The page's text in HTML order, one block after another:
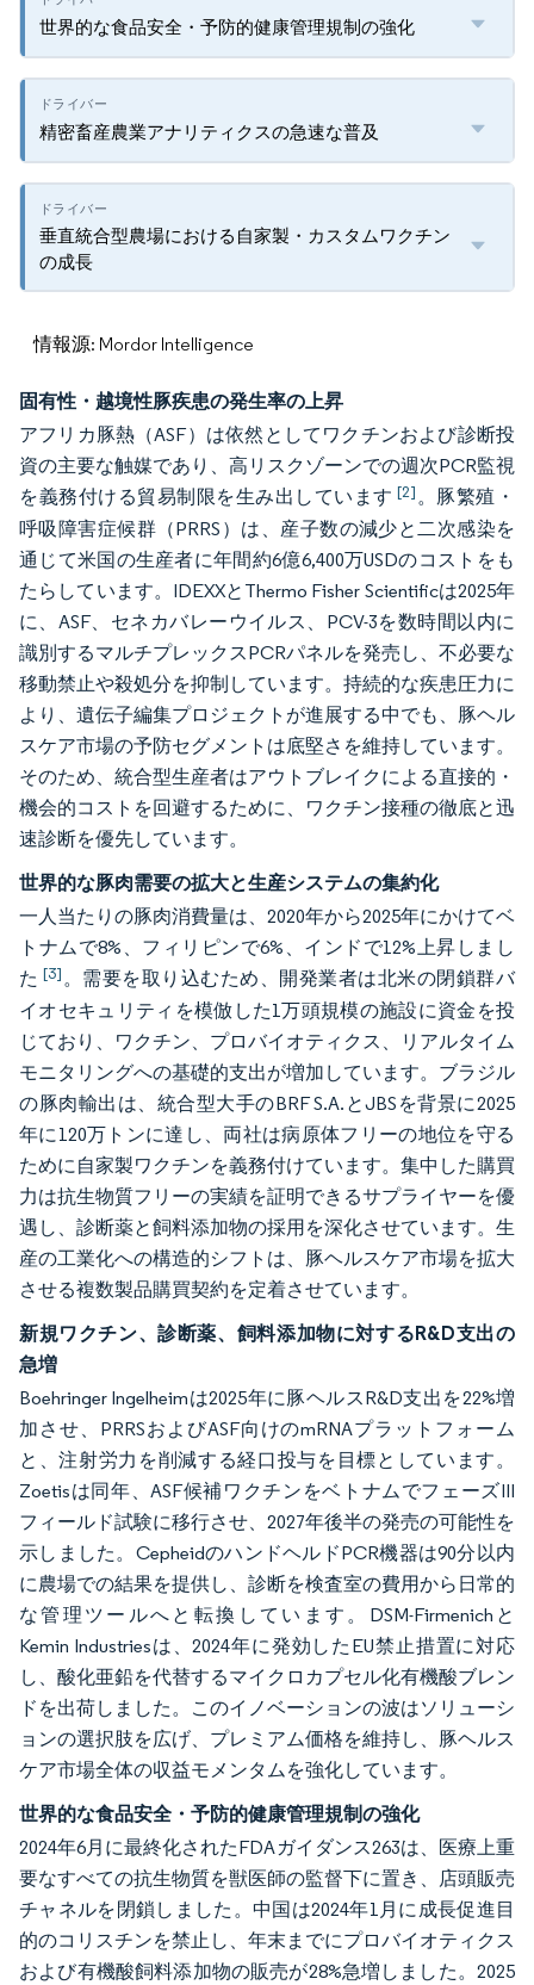
世界的な食品安全・予防的健康管理規制の強化
精密畜産農業アナリティクスの急速な普及
垂直統合型農場における自家製・カスタムワクチン
の成長
情報源: Mordor Intelligence
固有性・越境性豚疾患の発生率の上昇
アフリカ豚熱（ASF）は依然としてワクチンおよび診断投
資の主要な触媒であり、高リスクゾーンでの週次PCR監視
を義務付ける貿易制限を生み出しています[2]。豚繁殖・
呼吸障害症候群（PRRS）は、産子数の減少と二次感染を
通じて米国の生産者に年間約6億6,400万USDのコストをも
たらしています。IDEXXとThermo Fisher Scientificは2025年
に、ASF、セネカバレーウイルス、PCV-3を数時間以内に
識別するマルチプレックスPCRパネルを発売し、不必要な
移動禁止や殺処分を抑制しています。持続的な疾患圧力に
より、遺伝子編集プロジェクトが進展する中でも、豚ヘル
スケア市場の予防セグメントは底堅さを維持しています。
そのため、統合型生産者はアウトブレイクによる直接的・
機会的コストを回避するために、ワクチン接種の徹底と迅
速診断を優先しています。
世界的な豚肉需要の拡大と生産システムの集約化
一人当たりの豚肉消費量は、2020年から2025年にかけてベ
トナムで8%、フィリピンで6%、インドで12%上昇しまし
た[3]。需要を取り込むため、開発業者は北米の閉鎖群バ
イオセキュリティを模倣した1万頭規模の施設に資金を投
じており、ワクチン、プロバイオティクス、リアルタイム
モニタリングへの基礎的支出が増加しています。ブラジル
の豚肉輸出は、統合型大手のBRF S.A.とJBSを背景に2025
年に120万トンに達し、両社は病原体フリーの地位を守る
ために自家製ワクチンを義務付けています。集中した購買
力は抗生物質フリーの実績を証明できるサプライヤーを優
遇し、診断薬と飼料添加物の採用を深化させています。生
産の工業化への構造的シフトは、豚ヘルスケア市場を拡大
させる複数製品購買契約を定着させています。
新規ワクチン、診断薬、飼料添加物に対するR&D支出の
急増
Boehringer Ingelheimは2025年に豚ヘルスR&D支出を22%増
加させ、PRRSおよびASF向けのmRNAプラットフォーム
と、注射労力を削減する経口投与を目標としています。
Zoetisは同年、ASF候補ワクチンをベトナムでフェーズIII
フィールド試験に移行させ、2027年後半の発売の可能性を
示しました。CepheidのハンドヘルドPCR機器は90分以内
に農場での結果を提供し、診断を検査室の費用から日常的
な管理ツールへと転換しています。DSM-Firmenichと
Kemin Industriesは、2024年に発効したEU禁止措置に対応
し、酸化亜鉛を代替するマイクロカプセル化有機酸ブレン
ドを出荷しました。このイノベーションの波はソリューシ
ョンの選択肢を広げ、プレミアム価格を維持し、豚ヘルス
ケア市場全体の収益モメンタムを強化しています。
世界的な食品安全・予防的健康管理規制の強化
2024年6月に最終化されたFDAガイダンス263は、医療上重
要なすべての抗生物質を獣医師の監督下に置き、店頭販売
チャネルを閉鎖しました。中国は2024年1月に成長促進目
的のコリスチンを禁止し、年末までにプロバイオティクス
および有機酸飼料添加物の販売が28%急増しました。2025